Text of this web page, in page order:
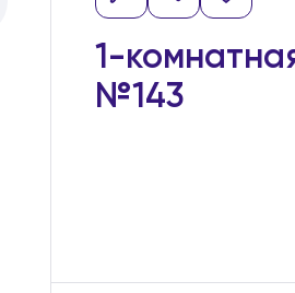
1-
№143